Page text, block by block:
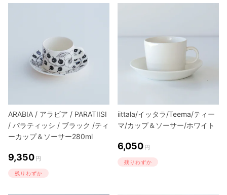
ARABIA / アラビア / PARATIISI
/ パラティッシ / ブラック /ティ
ーカップ＆ソーサー280ml
9,350 円
残りわずか
iittala/イッタラ/Teema/ティー
マ/カップ＆ソーサー/ホワイト
6,050 円
残りわずか